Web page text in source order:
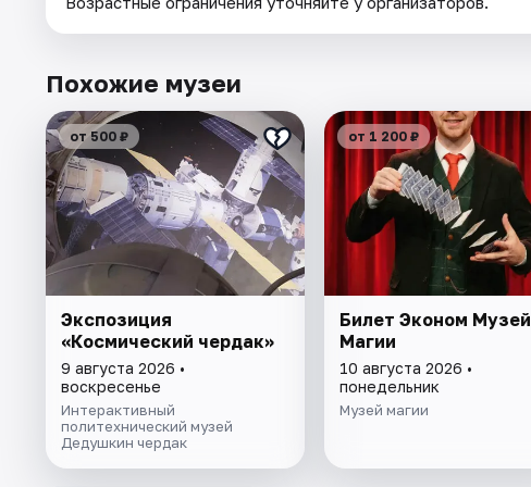
Похожие музеи
от 500 ₽
Экспозиция
«Космический чердак»
9 августа 2026 •
воскресенье
Интерактивный
политехнический музей
Дедушкин чердак
от 1 200 ₽
Билет Эконом Музей
Магии
10 августа 2026 •
понедельник
Музей магии